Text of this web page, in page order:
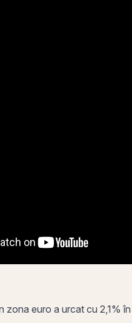
zona euro a urcat cu 2,1%